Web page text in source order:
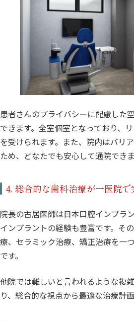
患者さんのプライバシーに配慮した
できます。全室個室となっており、
を受けられます。また、院内はバリ
ため、どなたでも安心して通院できま
4. 総合的な歯科治療が一医院で
院長の古居医師は日本口腔インプラ
インプラントの経験も豊富です。そ
療、セラミック治療、矯正治療を一
です。
他院では難しいと言われるような複
り、総合的な視点から最適な治療計